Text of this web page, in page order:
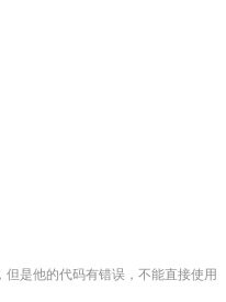
是他的代码有错误，不能直接使用